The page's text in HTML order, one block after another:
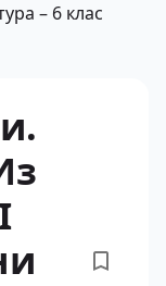
– 6 клас